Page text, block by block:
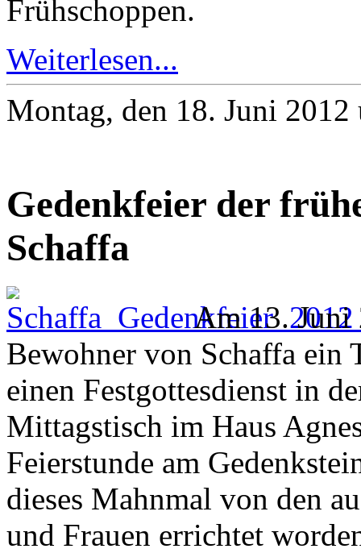
Frühschoppen.
Weiterlesen...
Montag, den 18. Juni
Gedenkfeier der
Schaffa
Am 13. Juni
Bewohner von Schaffa ein
einen Festgottesdienst in
Mittagstisch im Haus
Feierstunde am
dieses Mahnmal von den
und Frauen errichtet